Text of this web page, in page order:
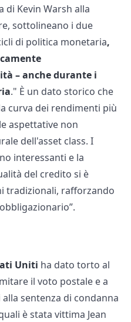
di Kevin Warsh alla
sottolineano i due
di politica monetaria,
– anche durante i
." È un dato storico che
curva dei rendimenti più
aspettative non
dell'asset class. I
interessanti e la
del credito si è
tradizionali, rafforzando
Uniti ha dato torto al
il voto postale e a
sentenza di condanna
è stata vittima Jean